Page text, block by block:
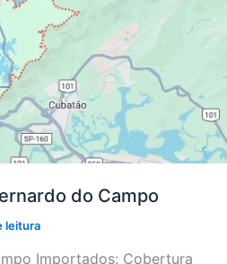
do Campo
leitura
Importados: Cobertura